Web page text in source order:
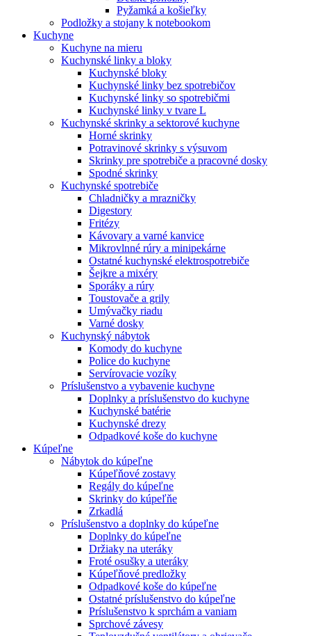
Pyžamká a košieľky
Podložky a stojany k notebookom
Kuchyne
Kuchyne na mieru
Kuchynské linky a bloky
Kuchynské bloky
Kuchynské linky bez spotrebičov
Kuchynské linky so spotrebičmi
Kuchynské linky v tvare L
Kuchynské skrinky a sektorové kuchyne
Horné skrinky
Potravinové skrinky s výsuvom
Skrinky pre spotrebiče a pracovné dosky
Spodné skrinky
Kuchynské spotrebiče
Chladničky a mrazničky
Digestory
Fritézy
Kávovary a varné kanvice
Mikrovlnné rúry a minipekárne
Ostatné kuchynské elektrospotrebiče
Šejkre a mixéry
Sporáky a rúry
Toustovače a grily
Umývačky riadu
Varné dosky
Kuchynský nábytok
Komody do kuchyne
Police do kuchyne
Servírovacie vozíky
Príslušenstvo a vybavenie kuchyne
Doplnky a príslušenstvo do kuchyne
Kuchynské batérie
Kuchynské drezy
Odpadkové koše do kuchyne
Kúpeľne
Nábytok do kúpeľne
Kúpeľňové zostavy
Regály do kúpeľne
Skrinky do kúpeľňe
Zrkadlá
Príslušenstvo a doplnky do kúpeľne
Doplnky do kúpeľne
Držiaky na uteráky
Froté osušky a uteráky
Kúpeľňové predložky
Odpadkové koše do kúpeľne
Ostatné príslušenstvo do kúpeľne
Príslušenstvo k sprchám a vaniam
Sprchové závesy